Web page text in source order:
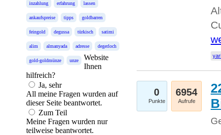
inzahlung erfahrung lassen
ankaufspreise tipps goldbarren
feingold degussa türkisch satimi
alim almanyada adresse degerloch
gold-goldmünze unze
Website
Ihnen
hilfreich?
Ja, sehr
All meine Fragen wurden auf
dieser Seite beantwortet.
Zum Teil
Meine Fragen wurden nur
teilweise beantwortet.
0
Punkte
6954
Aufrufe